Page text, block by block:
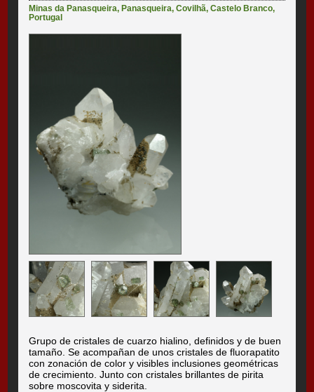
Minas da Panasqueira, Panasqueira,Covilhã,Castelo Branco,
Portugal
Grupo de cristales de cuarzo hialino, definidos y de buen
tamaño. Se acompañan de unos cristales de fluorapatito
con zonación de color y visibles inclusiones geométricas
de crecimiento. Junto con cristales brillantes de pirita
sobre moscovita y siderita.